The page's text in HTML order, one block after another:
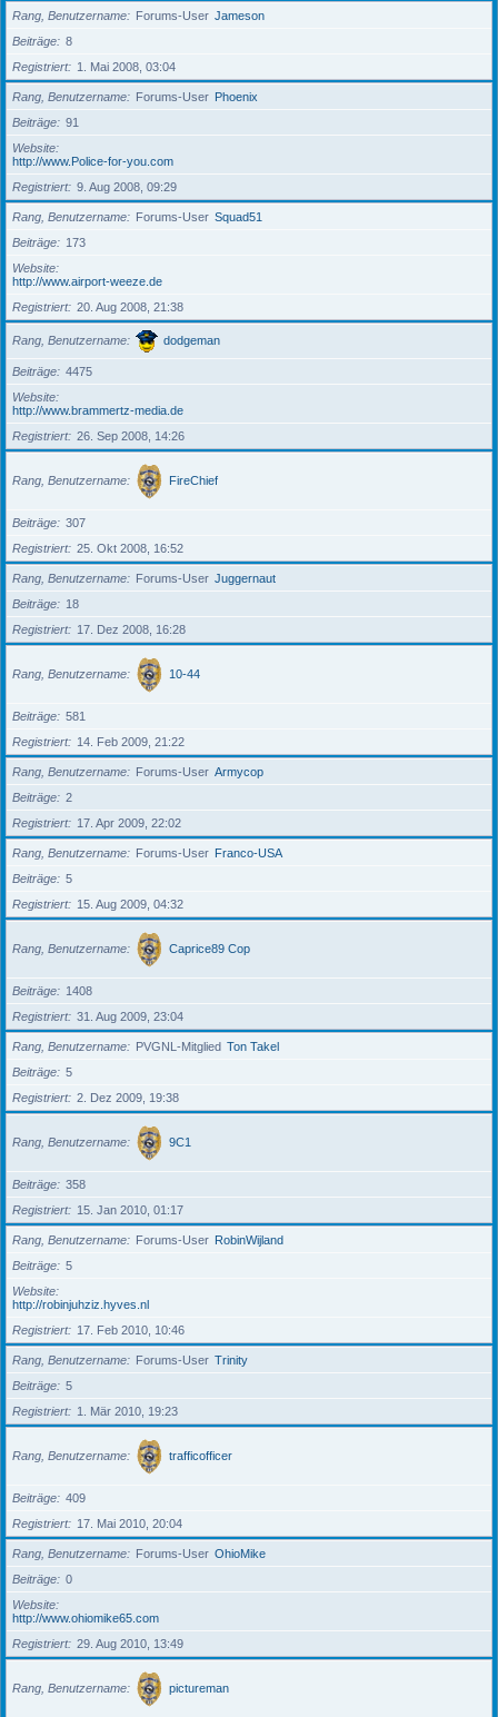
Rang, Benutzername Forums-User Jameson
Beiträge
8
Registriert
1. Mai 2008, 03:04
Rang, Benutzername Forums-User Phoenix
Beiträge
91
Website
http://www.Police-for-you.com
Registriert
9. Aug 2008, 09:29
Rang, Benutzername Forums-User Squad51
Beiträge
173
Website
http://www.airport-weeze.de
Registriert
20. Aug 2008, 21:38
Rang, Benutzername dodgeman
Beiträge
4475
Website
http://www.brammertz-media.de
Registriert
26. Sep 2008, 14:26
Rang, Benutzername FireChief
Beiträge
307
Registriert
25. Okt 2008, 16:52
Rang, Benutzername Forums-User Juggernaut
Beiträge
18
Registriert
17. Dez 2008, 16:28
Rang, Benutzername 10-44
Beiträge
581
Registriert
14. Feb 2009, 21:22
Rang, Benutzername Forums-User Armycop
Beiträge
2
Registriert
17. Apr 2009, 22:02
Rang, Benutzername Forums-User Franco-USA
Beiträge
5
Registriert
15. Aug 2009, 04:32
Rang, Benutzername Caprice89 Cop
Beiträge
1408
Registriert
31. Aug 2009, 23:04
Rang, Benutzername PVGNL-Mitglied Ton Takel
Beiträge
5
Registriert
2. Dez 2009, 19:38
Rang, Benutzername 9C1
Beiträge
358
Registriert
15. Jan 2010, 01:17
Rang, Benutzername Forums-User RobinWijland
Beiträge
5
Website
http://robinjuhziz.hyves.nl
Registriert
17. Feb 2010, 10:46
Rang, Benutzername Forums-User Trinity
Beiträge
5
Registriert
1. Mär 2010, 19:23
Rang, Benutzername trafficofficer
Beiträge
409
Registriert
17. Mai 2010, 20:04
Rang, Benutzername Forums-User OhioMike
Beiträge
0
Website
http://www.ohiomike65.com
Registriert
29. Aug 2010, 13:49
Rang, Benutzername pictureman